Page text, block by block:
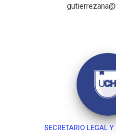
SECRETARIO LEGAL